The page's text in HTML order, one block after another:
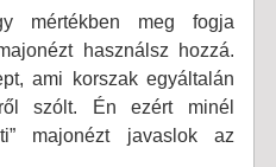
mértékben meg fogja
használsz hozzá.
ami korszak egyáltalán
szólt. Én ezért minél
majonézt javaslok az